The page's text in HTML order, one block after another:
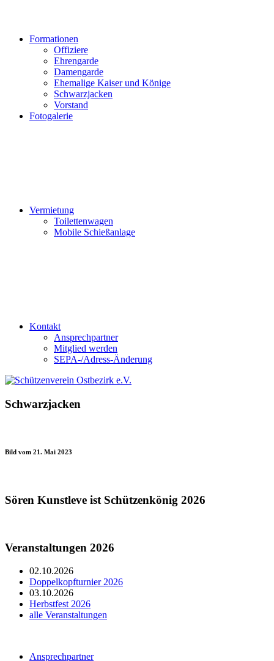
Formationen
Offiziere
Ehrengarde
Damengarde
Ehemalige Kaiser und Könige
Schwarzjacken
Vorstand
Fotogalerie
Vermietung
Toilettenwagen
Mobile Schießanlage
Kontakt
Ansprechpartner
Mitglied werden
SEPA-/Adress-Änderung
Schwarzjacken
Bild vom 21. Mai 2023
Sören Kunstleve ist Schützenkönig 2026
Veranstaltungen 2026
02.10.2026
Doppelkopfturnier 2026
03.10.2026
Herbstfest 2026
alle Veranstaltungen
Ansprechpartner